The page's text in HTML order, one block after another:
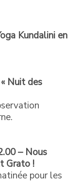
Kundalini en
Nuit des
– Nous
Grato !
pour les